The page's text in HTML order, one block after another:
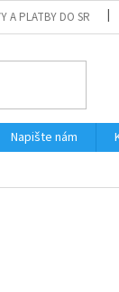
A PLATBY DO SR
Napište nám